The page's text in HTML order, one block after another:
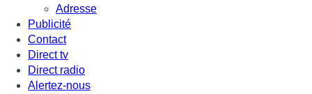
Adresse
Publicité
Contact
Direct tv
Direct radio
Alertez-nous